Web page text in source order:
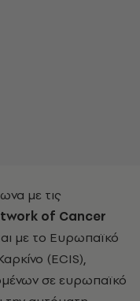
με τις
of Cancer
με το Ευρωπαϊκό
(ECIS),
σε ευρωπαϊκό